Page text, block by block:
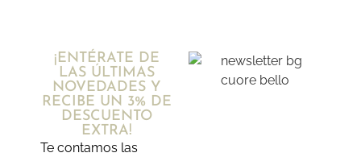
¡ENTÉRATE DE
LAS ÚLTIMAS
NOVEDADES Y
RECIBE UN 3% DE
DESCUENTO
EXTRA!
Te contamos las